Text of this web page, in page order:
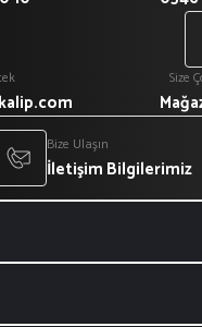
Size
Bize Ulaşın
İletişim Bilgilerimiz